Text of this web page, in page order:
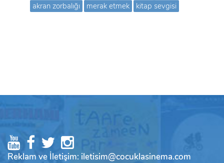
akran zorbalığı
merak etmek kitap sevgisi
Reklam ve İletişim: iletisim@cocuklasinema.com